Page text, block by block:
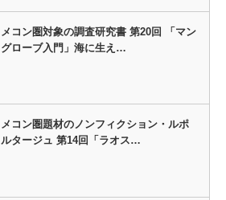
メコン圏対象の調査研究書 第20回 「マン
グローブ入門」海に生え…
メコン圏題材のノンフィクション・ルポ
ルタージュ 第14回「ラオス…